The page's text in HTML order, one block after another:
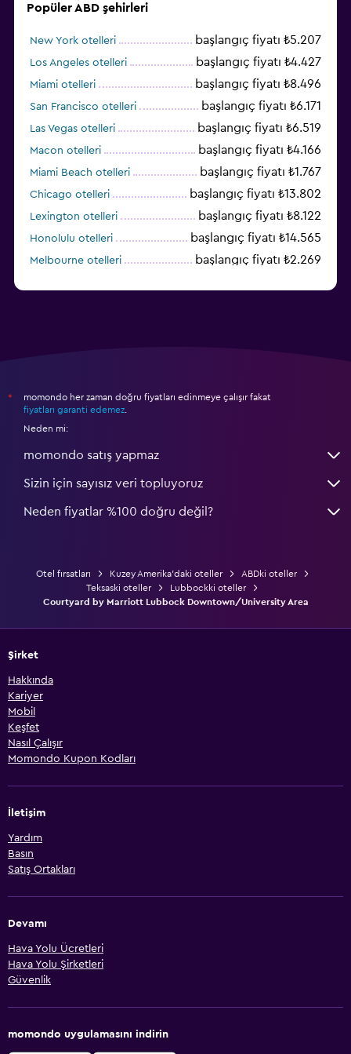
Popüler ABD şehirleri
New York otelleri başlangıç fiyatı ₺5.207
Los Angeles otelleri başlangıç fiyatı ₺4.427
Miami otelleri başlangıç fiyatı ₺8.496
San Francisco otelleri başlangıç fiyatı ₺6.171
Las Vegas otelleri başlangıç fiyatı ₺6.519
Macon otelleri başlangıç fiyatı ₺4.166
Miami Beach otelleri başlangıç fiyatı ₺1.767
Chicago otelleri başlangıç fiyatı ₺13.802
Lexington otelleri başlangıç fiyatı ₺8.122
Honolulu otelleri başlangıç fiyatı ₺14.565
Melbourne otelleri başlangıç fiyatı ₺2.269
*
momondo her zaman doğru fiyatları edinmeye çalışır fakat
fiyatları garanti edemez
Neden mi:
momondo satış yapmaz
Sizin için sayısız veri topluyoruz
Neden fiyatlar %100 doğru değil?
Otel fırsatları Kuzey Amerika'daki oteller
ABDki oteller
Teksaski oteller
Lubbockki oteller
Courtyard by Marriott Lubbock Downtown/University Area
Şirket
Hakkında
Kariyer
Mobil
Keşfet
Nasıl Çalışır
Momondo Kupon Kodları
İletişim
Yardım
Basın
Satış Ortakları
Devamı
Hava Yolu Ücretleri
Hava Yolu Şirketleri
Güvenlik
momondo uygulamasını indirin